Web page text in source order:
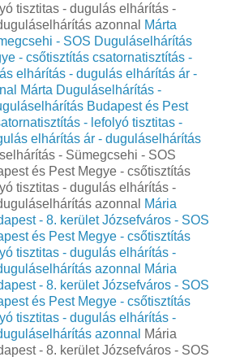
tisztitas - dugulás elhárítás -
azonnal
Márta
- SOS Duguláselhárítás
- csőtisztítás csatornatisztítás -
elhárítás - dugulás elhárítás ár -
Márta Duguláselhárítás -
Budapest és Pest
- lefolyó tisztitas -
elhárítás ár - duguláselhárítás
- Sümegcsehi - SOS
és Pest Megye - csőtisztítás
tisztitas - dugulás elhárítás -
azonnal
Mária
- 8. kerület Józsefváros - SOS
és Pest Megye - csőtisztítás
tisztitas - dugulás elhárítás -
azonnal
Mária
- 8. kerület Józsefváros - SOS
és Pest Megye - csőtisztítás
tisztitas - dugulás elhárítás -
azonnal
Mária
- 8. kerület Józsefváros - SOS